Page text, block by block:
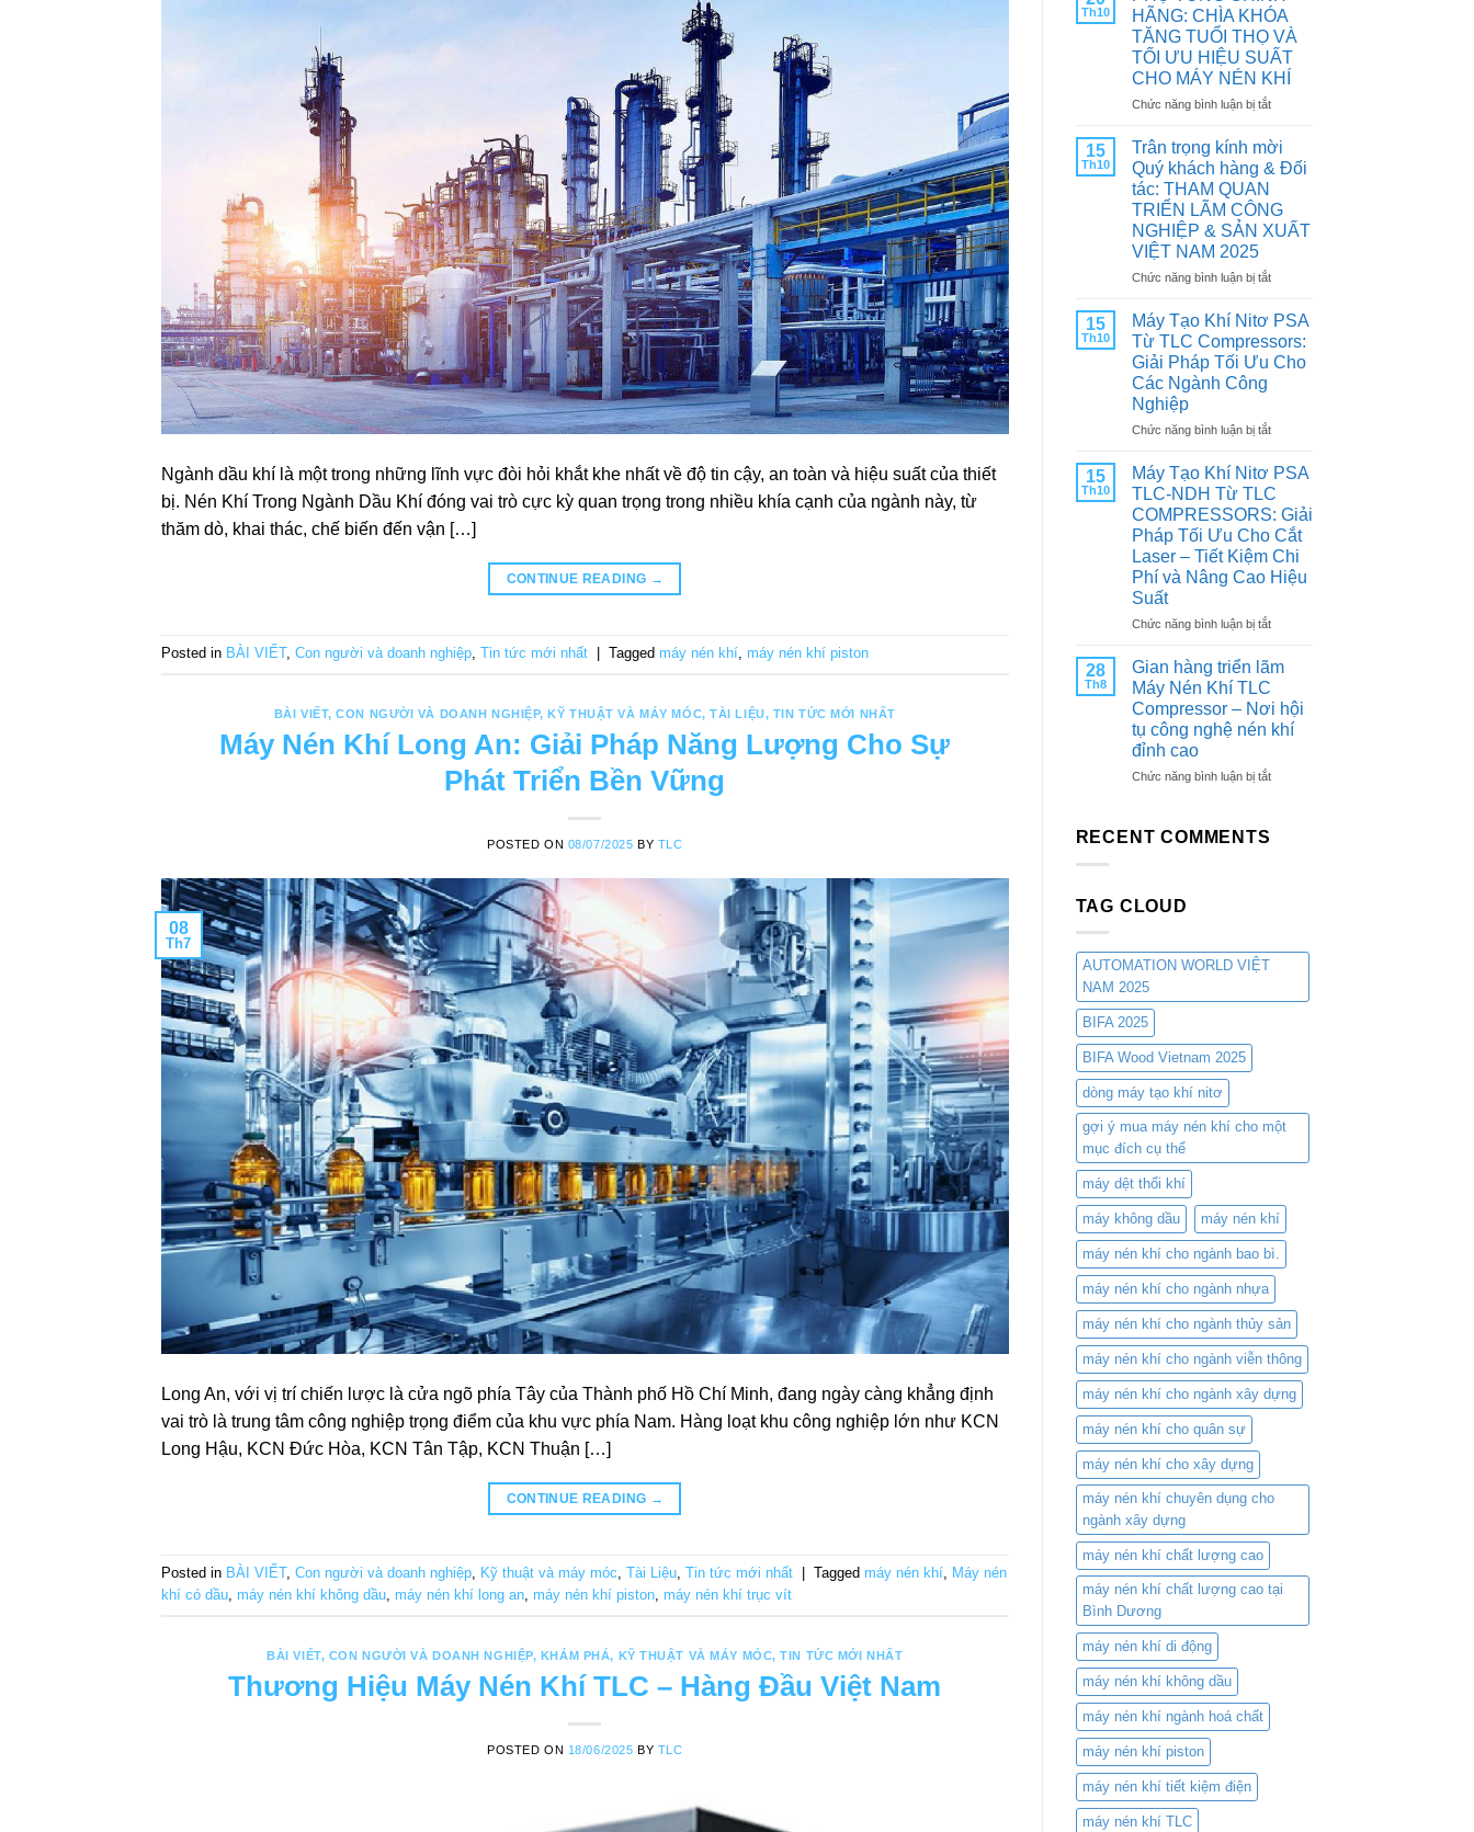
Ngành dầu khí là một trong những lĩnh vực đòi hỏi khắt khe nhất về độ tin cậy, an toàn và hiệu suất của thiết
bị. Nén Khí Trong Ngành Dầu Khí đóng vai trò cực kỳ quan trọng trong nhiều khía cạnh của ngành này, từ
thăm dò, khai thác, chế biến đến vận […]
CONTINUE READING →
Posted in BÀI VIẾT, Con người và doanh nghiệp, Tin tức mới nhất Tagged máy nén khí, máy nén khí piston
BÀI VIẾT,CON NGƯỜI VÀ DOANH NGHIỆP,KỸ THUẬT VÀ MÁY MÓC,TÀI LIỆU, TIN TỨC MỚI NHẤT
Máy Nén Khí Long An: Giải Pháp Năng Lượng Cho Sự
Phát Triển Bền Vững
POSTED ON 08/07/2025 BY TLC
08
Th7
Long An, với vị trí chiến lược là cửa ngõ phía Tây của Thành phố Hồ Chí Minh, đang ngày càng khẳng định
vai trò là trung tâm công nghiệp trọng điểm của khu vực phía Nam. Hàng loạt khu công nghiệp lớn như KCN
Long Hậu, KCN Đức Hòa, KCN Tân Tập, KCN Thuận […]
CONTINUE READING →
Posted in BÀI VIẾT, Con người và doanh nghiệp, Kỹ thuật và máy móc, Tài Liệu, Tin tức mới nhất Tagged máy nén khí, Máy nén
khí có dầu, máy nén khí không dầu, máy nén khí long an, máy nén khí piston, máy nén khí trục vít
BÀI VIẾT, CON NGƯỜI VÀ DOANH NGHIỆP, KHÁM PHÁ, KỸ THUẬT VÀ MÁY MÓC,TIN TỨC MỚI NHẤT
Thương Hiệu Máy Nén Khí TLC – Hàng Đầu Việt Nam
POSTED ON 18/06/2025 BY TLC
Th10
HÃNG: CHÌA KHÓA
TĂNG TUỔI THỌ VÀ
TỐI ƯU HIỆU SUẤT
CHO MÁY NÉN KHÍ
Chức năng bình luận bị tắtở
TÙNG
CHÍNH
HÃNG:
KHÓA
TĂNG
ƯU
HIỆU
SUẤT
15
Th10
Trân trọng kính mời
Quý khách hàng & Đối
tác: THAM QUAN
TRIỂN LÃM CÔNG
NGHIỆP & SẢN XUẤT
VIỆT NAM 2025
Chức năng bình luận bị tắtở
trọng
mời
Quý
&
THAM
QUAN
TRIỂN
LÃM
CÔNG
NGHIỆP
XUẤT
NAM
2025
15
Th10
Máy Tạo Khí Nitơ PSA
Từ TLC Compressors:
Giải Pháp Tối Ưu Cho
Các Ngành Công
Nghiệp
Chức năng bình luận bị tắtở
Tạo
Khí
Nitơ
PSA
Từ
TLC
Compressors:
Cho
Các
Ngành
Công
15
Th10
Máy Tạo Khí Nitơ PSA
TLC-NDH Từ TLC
COMPRESSORS: Giải
Pháp Tối Ưu Cho Cắt
Laser – Tiết Kiệm Chi
Phí và Nâng Cao Hiệu
Suất
Chức năng bình luận bị tắtở
PSA
TLC-
Từ
–
Suất
28
Th8
Gian hàng triển lãm
Máy Nén Khí TLC
Compressor – Nơi hội
tụ công nghệ nén khí
đỉnh cao
Chức năng bình luận bị tắtở
–
hội
đỉnh
cao
RECENT COMMENTS
TAG CLOUD
AUTOMATION WORLD VIỆT
NAM 2025
BIFA 2025
BIFA Wood Vietnam 2025
dòng máy tạo khí nitơ
gợi ý mua máy nén khí cho một
mục đích cụ thể
máy dệt thổi khí
máy không dầu máy nén khí
máy nén khí cho ngành bao bì.
máy nén khí cho ngành nhựa
máy nén khí cho ngành thủy sản
máy nén khí cho ngành viễn thông
máy nén khí cho ngành xây dựng
máy nén khí cho quân sự
máy nén khí cho xây dựng
máy nén khí chuyên dụng cho
ngành xây dựng
máy nén khí chất lượng cao
máy nén khí chất lượng cao tại
Bình Dương
máy nén khí di động
máy nén khí không dầu
máy nén khí ngành hoá chất
máy nén khí piston
máy nén khí tiết kiệm điện
máy nén khí TLC